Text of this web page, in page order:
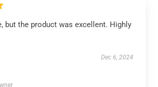
but the product was excellent. Highly
Dec 6, 2024